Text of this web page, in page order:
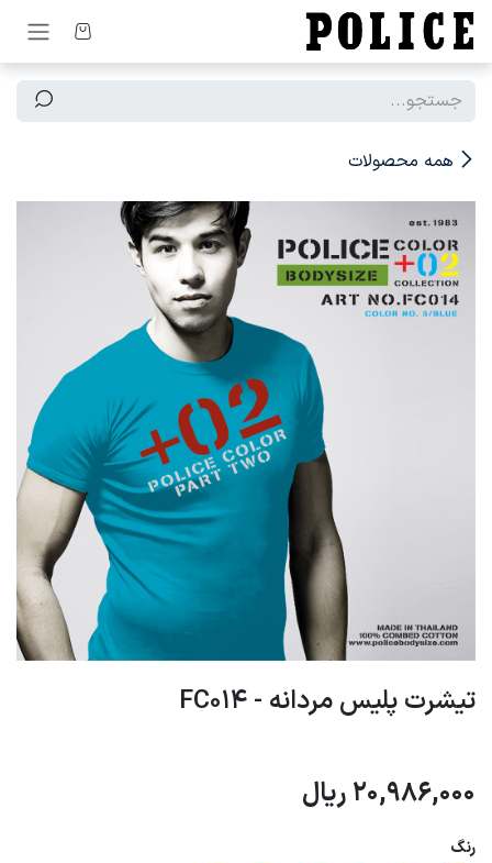
صرف نظر و مشاهده محتوا
همه محصولات
تیشرت پلیس مردانه - FC014
20,986,000 ریال
رنگ